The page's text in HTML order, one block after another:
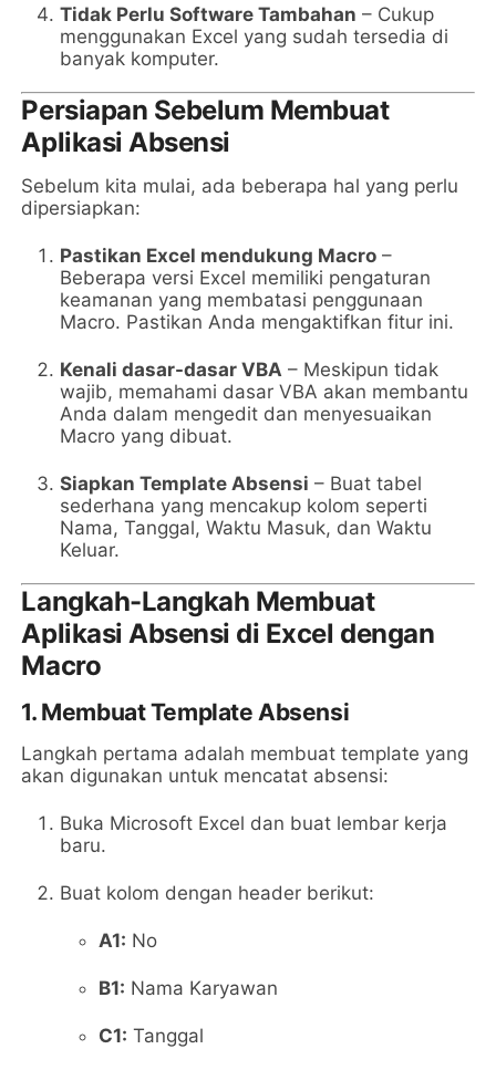
Tidak Perlu Software Tambahan – Cukup
menggunakan Excel yang sudah tersedia di
banyak komputer.
Persiapan Sebelum Membuat
Aplikasi Absensi
Sebelum kita mulai, ada beberapa hal yang perlu
dipersiapkan:
Pastikan Excel mendukung Macro –
Beberapa versi Excel memiliki pengaturan
keamanan yang membatasi penggunaan
Macro. Pastikan Anda mengaktifkan fitur ini.
Kenali dasar-dasar VBA – Meskipun tidak
wajib, memahami dasar VBA akan membantu
Anda dalam mengedit dan menyesuaikan
Macro yang dibuat.
Siapkan Template Absensi – Buat tabel
sederhana yang mencakup kolom seperti
Nama, Tanggal, Waktu Masuk, dan Waktu
Keluar.
Langkah-Langkah Membuat
Aplikasi Absensi di Excel dengan
Macro
1. Membuat Template Absensi
Langkah pertama adalah membuat template yang
akan digunakan untuk mencatat absensi:
Buka Microsoft Excel dan buat lembar kerja
baru.
Buat kolom dengan header berikut:
A1: No
B1: Nama Karyawan
C1: Tanggal